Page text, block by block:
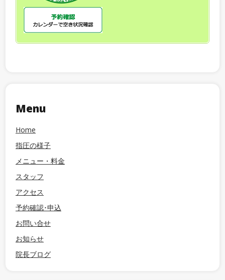
Menu
Home
指圧の様子
メニュー・料金
スタッフ
アクセス
予約確認･申込
お問い合せ
お知らせ
院長ブログ